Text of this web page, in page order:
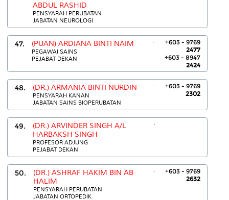
ABDUL RASHID
PENSYARAH PERUBATAN
JABATAN NEUROLOGI
47. (PUAN) ARDIANA BINTI NAIM
PEGAWAI SAINS
PEJABAT DEKAN
.
+603 - 9769
2477
+603 - 8947
2424
48. (DR.) ARMANIA BINTI NURDIN
PENSYARAH KANAN
JABATAN SAINS BIOPERUBATAN
.
+603 - 9769
2302
49.
(DR.) ARVINDER SINGH A/L
HARBAKSH SINGH
PROFESOR ADJUNG
PEJABAT DEKAN
.
50.
(DR.) ASHRAF HAKIM BIN AB
HALIM
PENSYARAH PERUBATAN
JABATAN ORTOPEDIK
.
+603 - 9769
2632